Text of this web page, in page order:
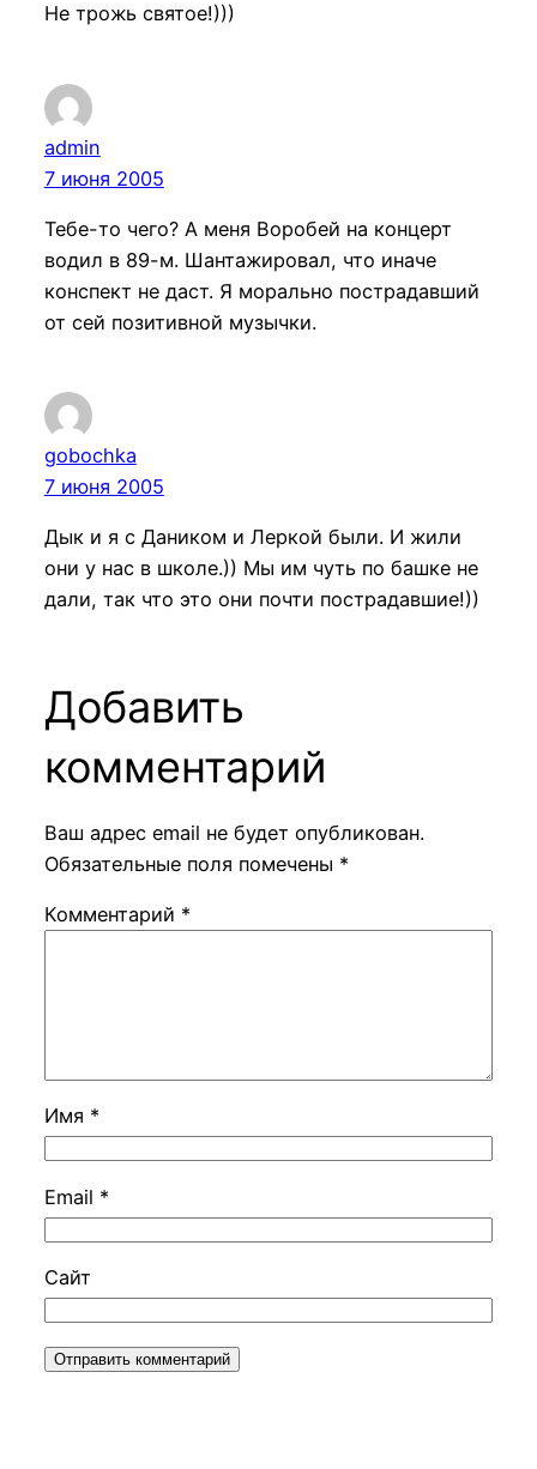
Не трожь святое!)))
admin
7 июня 2005
Тебе-то чего? А меня Воробей на концерт
водил в 89-м. Шантажировал, что иначе
конспект не даст. Я морально пострадавший
от сей позитивной музычки.
gobochka
7 июня 2005
Дык и я с Даником и Леркой были. И жили
они у нас в школе.)) Мы им чуть по башке не
дали, так что это они почти пострадавшие!))
Добавить
комментарий
Ваш адрес email не будет опубликован.
Обязательные поля помечены *
Комментарий *
Имя *
Email *
Сайт